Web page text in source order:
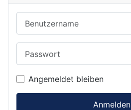
Angemeldet bleiben
Anmelden